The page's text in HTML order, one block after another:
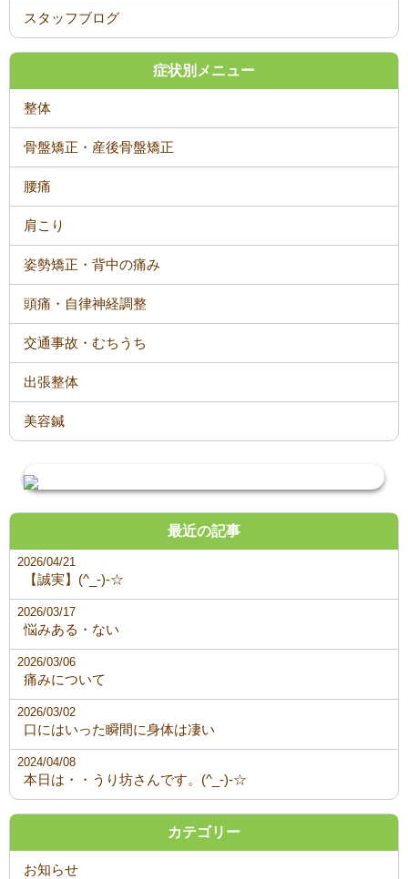
スタッフブログ
症状別メニュー
整体
骨盤矯正・産後骨盤矯正
腰痛
肩こり
姿勢矯正・背中の痛み
頭痛・自律神経調整
交通事故・むちうち
出張整体
美容鍼
最近の記事
【誠実】(^_-)-☆
2026/04/21
悩みある・ない
2026/03/17
痛みについて
2026/03/06
口にはいった瞬間に身体は凄い
2026/03/02
本日は・・うり坊さんです。(^_-)-☆
2024/04/08
カテゴリー
お知らせ